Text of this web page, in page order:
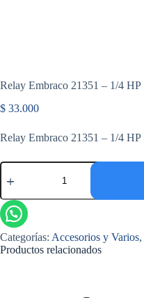
Relay Embraco 21351 – 1/4 HP
$ 33.000
Relay Embraco 21351 – 1/4 HP
Relay
Embraco
-
1/4
HP
cantidad
Categorías: Accesorios y Varios,
Productos relacionados